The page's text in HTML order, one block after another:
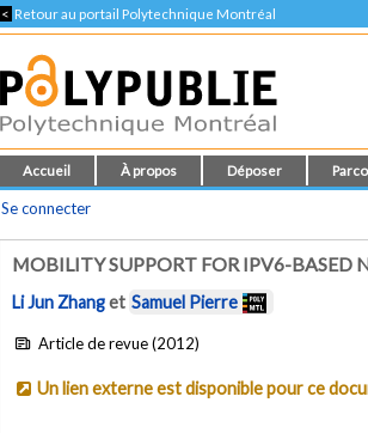
< Retour au portail Polytechnique Montréal
Accueil À propos Déposer
Se connecter
MOBILITY SUPPORT FOR IPV6-BASED
Li Jun Zhanget Samuel Pierre
Article de revue (2012)
Un lien externe est disponible pour ce